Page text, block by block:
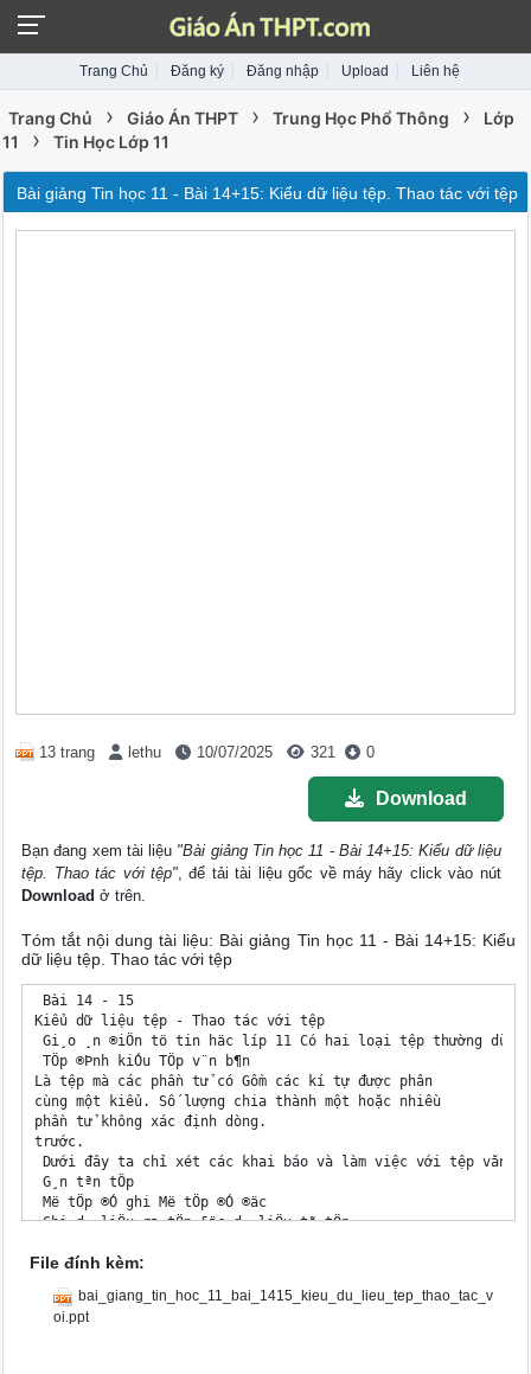
Trang Chủ Đăng ký Đăng nhập Upload Liên hệ
Trang Chủ › Giáo Án THPT › Trung Học Phổ Thông ›
Lớp
11
› Tin Học Lớp 11
Bài giảng Tin học 11 - Bài 14+15: Kiểu dữ liệu tệp. Thao tác với tệp
13 trang lethu 10/07/2025 321 0
Download
Bạn đang xem tài liệu "Bài giảng Tin học 11 - Bài 14+15: Kiểu dữ liệu
tệp. Thao tác với tệp", để tải tài liệu gốc về máy hãy click vào nút
Download ở trên.
Tóm tắt nội dung tài liệu: Bài giảng Tin học 11 - Bài 14+15: Kiểu
dữ liệu tệp. Thao tác với tệp
Bài 14 - 15
Kiểu dữ liệu tệp - Thao tác với tệp
Gi¸o ¸n ®iÖn tö tin häc líp 11 Có hai loại tệp thường
TÖp ®Þnh kiÓu TÖp v¨n b¶n
Là tệp mà các phần tử có Gồm các kí tự được phân
cùng một kiểu. Số lượng chia thành một hoặc nhiều
phần tử không xác định dòng.
trước.
Dưới đây ta chỉ xét các khai báo và làm việc với tệp văn
G¸n tªn tÖp
Më tÖp ®Ó ghi Më tÖp ®Ó ®äc
Ghi d÷ liÖu ra tÖp §äc d÷ liÖu tõ tÖp
Thñ tôc më tÖp ®Ó ghi kÕt qu¶:
REWRITE (); Uses crt;
Var
File đính kèm:
bai_giang_tin_hoc_11_bai_1415_kieu_du_lieu_tep_thao_tac_v
oi.ppt